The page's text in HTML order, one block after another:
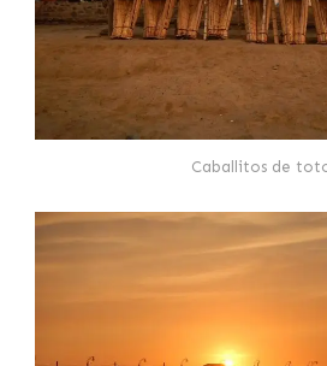
Caballitos de